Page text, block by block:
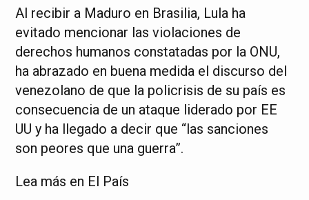
Al recibir a Maduro en Brasilia, Lula ha
evitado mencionar las violaciones de
derechos humanos constatadas por la ONU,
ha abrazado en buena medida el discurso del
venezolano de que la policrisis de su país es
consecuencia de un ataque liderado por EE
UU y ha llegado a decir que “las sanciones
son peores que una guerra”.
Lea más en El País